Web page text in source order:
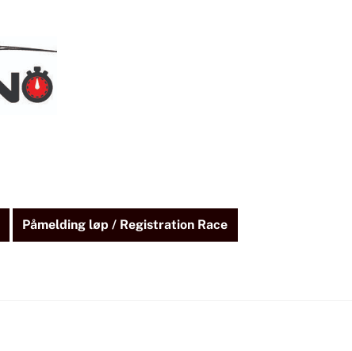
Påmelding løp / Registration Race